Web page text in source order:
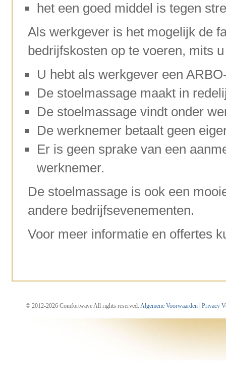
het een goed middel is tegen
Als werkgever is het mogelijk de
bedrijfskosten op te voeren, mits
U hebt als werkgever een
De stoelmassage maakt in
De stoelmassage vindt onder
De werknemer betaalt geen
Er is geen sprake van een
werknemer.
De stoelmassage is ook een
andere bedrijfsevenementen.
Voor meer informatie en offertes
© 2012-2026 Comfortwave All rights reserved. Algemene Voorwaarden Privacy